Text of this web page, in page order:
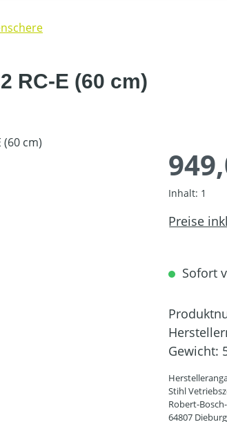
RC-E (60 cm)
Inhalt: 1
Preise
Sofort
Gewicht:
Stihl
Robert-
64807 Dieburg